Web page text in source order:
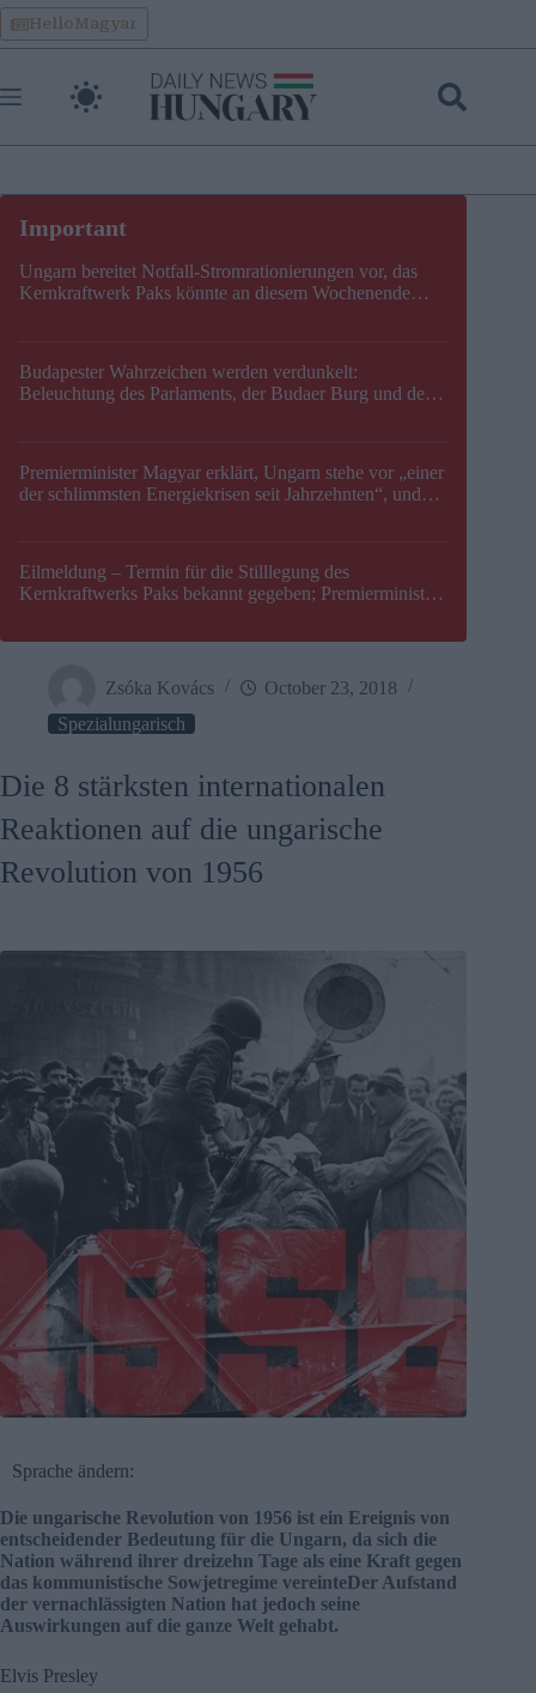
Skip
to
content
HelloMagyar
Ungarn bereitet Notfall-Stromrationierungen vor, das
Kernkraftwerk Paks könnte an diesem Wochenende
Budapester Wahrzeichen werden verdunkelt:
Beleuchtung des Parlaments, der Budaer Burg und der
Premierminister Magyar erklärt, Ungarn stehe vor „einer
der schlimmsten Energiekrisen seit Jahrzehnten“, und
Eilmeldung – Termin für die Stilllegung des
Kernkraftwerks Paks bekannt gegeben; Premierminister
Zsóka Kovács
October 23, 2018
Spezialungarisch
Die 8 stärksten internationalen
Reaktionen auf die ungarische
Revolution von 1956
Sprache ändern:
Die ungarische Revolution von 1956 ist ein Ereignis von
entscheidender Bedeutung für die Ungarn, da sich die
Nation während ihrer dreizehn Tage als eine Kraft gegen
das kommunistische Sowjetregime vereinteDer Aufstand
der vernachlässigten Nation hat jedoch seine
Auswirkungen auf die ganze Welt gehabt.
Elvis Presley